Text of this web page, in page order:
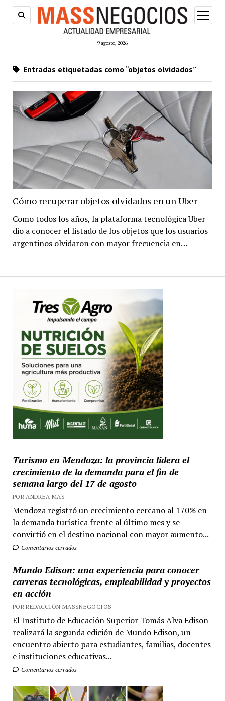
9 agosto, 2026
abrir
menú
Entradas etiquetadas como “objetos olvidados”
Cómo recuperar objetos olvidados en un Uber
Como todos los años, la plataforma tecnológica Uber
dio a conocer el listado de los objetos que los usuarios
argentinos olvidaron con mayor frecuencia en…
Turismo en Mendoza: la provincia lidera el
crecimiento de la demanda para el fin de
semana largo del 17 de agosto
POR ANDREA MAS
Mendoza registró un crecimiento cercano al 170% en
la demanda turística frente al último mes y se
convirtió en el destino nacional con mayor aumento...
Comentarios cerrados
Mundo Edison: una experiencia para conocer
carreras tecnológicas, empleabilidad y proyectos
en acción
POR REDACCIÓN MASSNEGOCIOS
El Instituto de Educación Superior Tomás Alva Edison
realizará la segunda edición de Mundo Edison, un
encuentro abierto para estudiantes, familias, docentes
e instituciones educativas...
Comentarios cerrados